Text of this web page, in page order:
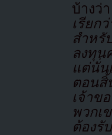
บ้างว่
เรียก
สำหรั
ลงทุน
แต่นั่น
ตอนสิ้
เจ้าข
พวกเ
ต้องรั